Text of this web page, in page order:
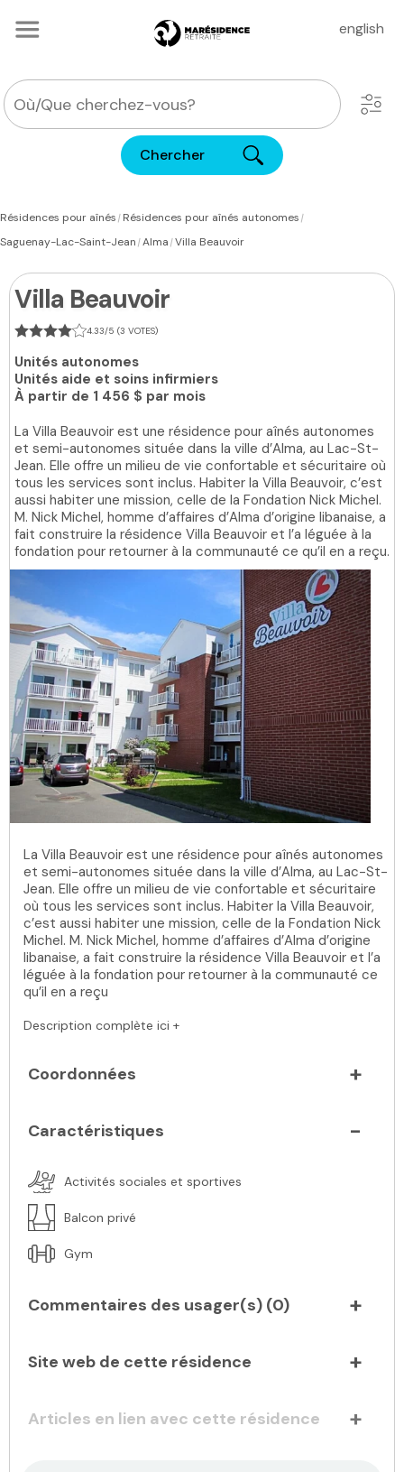
english
Chercher
Résidences pour aînés|Résidences pour aînés autonomes|
Saguenay-Lac-Saint-Jean|Alma|Villa Beauvoir
Villa Beauvoir
4.33/5 (3 VOTES)
Unités autonomes
Unités aide et soins infirmiers
À partir de 1 456 $ par mois
La Villa Beauvoir est une résidence pour aînés autonomes
et semi-autonomes située dans la ville d’Alma, au Lac-St-
Jean. Elle offre un milieu de vie confortable et sécuritaire où
tous les services sont inclus. Habiter la Villa Beauvoir, c’est
aussi habiter une mission, celle de la Fondation Nick Michel.
M. Nick Michel, homme d’affaires d’Alma d’origine libanaise, a
fait construire la résidence Villa Beauvoir et l’a léguée à la
fondation pour retourner à la communauté ce qu’il en a reçu.
La Villa Beauvoir est une résidence pour aînés autonomes
et semi-autonomes située dans la ville d’Alma, au Lac-St-
Jean. Elle offre un milieu de vie confortable et sécuritaire
où tous les services sont inclus. Habiter la Villa Beauvoir,
c’est aussi habiter une mission, celle de la Fondation Nick
Michel. M. Nick Michel, homme d’affaires d’Alma d’origine
libanaise, a fait construire la résidence Villa Beauvoir et l’a
léguée à la fondation pour retourner à la communauté ce
qu’il en a reçu
Description complète ici +
Coordonnées
Caractéristiques
Activités sociales et sportives
Balcon privé
Gym
Commentaires des usager(s) (0)
Site web de cette résidence
Articles en lien avec cette résidence